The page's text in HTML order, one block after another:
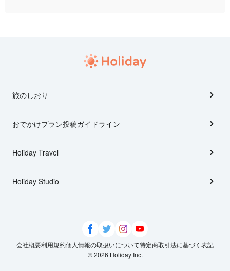
旅のしおり
おでかけプラン投稿ガイドライン
Holiday Travel
Holiday Studio
会社概要利用規約個人情報の取扱いについて特定商取引法に基づく表記
© 2026 Holiday Inc.